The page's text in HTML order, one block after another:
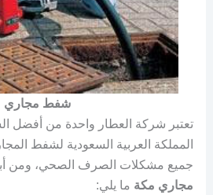
شفط مجاري
تعتبر شركة العطار واحدة من أفضل
المملكة العربية السعودية لشفط
جميع مشكلات الصرف الصحي، ومن
مجاري مكة ما يلي: